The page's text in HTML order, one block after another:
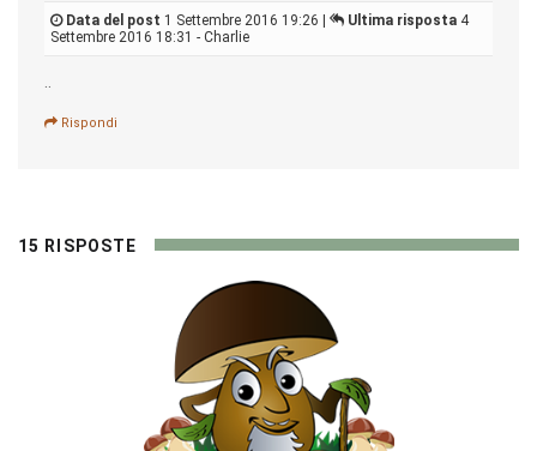
Data del post 1 Settembre 2016 19:26 | Ultima risposta 4
Settembre 2016 18:31 - Charlie
..
Rispondi
15 RISPOSTE